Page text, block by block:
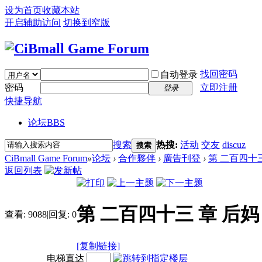
设为首页收藏本站
开启辅助访问 切换到窄版
自动登录 找回密码
密码
登录
立即注册
快捷导航
论坛BBS
搜索 搜索 热搜: 活动 交友 discuz
CiBmall Game Forum»论坛 › 合作夥伴 › 廣告刊登 › 第 二百四十
返回列表
查看: 9088|回复: 0第 二百四十三 章 后妈
[复制链接]
电梯直达